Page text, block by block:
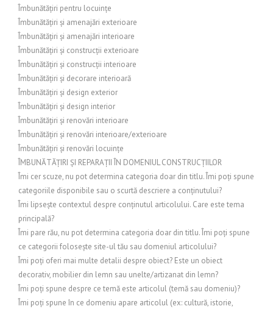
Îmbunătățiri pentru locuințe
Îmbunătățiri și amenajări exterioare
Îmbunătățiri și amenajări interioare
Îmbunătățiri și construcții exterioare
Îmbunătățiri și construcții interioare
Îmbunătățiri și decorare interioară
Îmbunătățiri și design exterior
Îmbunătățiri și design interior
Îmbunătățiri și renovări interioare
Îmbunătățiri și renovări interioare/exterioare
Îmbunătățiri și renovări locuințe
ÎMBUNĂTĂȚIRI ȘI REPARAȚII ÎN DOMENIUL CONSTRUCȚIILOR
Îmi cer scuze, nu pot determina categoria doar din titlu. Îmi poți spune
categoriile disponibile sau o scurtă descriere a conținutului?
Îmi lipsește contextul despre conținutul articolului. Care este tema
principală?
Îmi pare rău, nu pot determina categoria doar din titlu. Îmi poți spune
ce categorii folosește site-ul tău sau domeniul articolului?
Îmi poți oferi mai multe detalii despre obiect? Este un obiect
decorativ, mobilier din lemn sau unelte/artizanat din lemn?
Îmi poți spune despre ce temă este articolul (temă sau domeniu)?
Îmi poți spune în ce domeniu apare articolul (ex: cultură, istorie,